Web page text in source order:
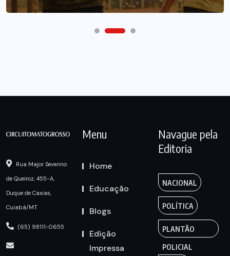
Rua Major Severino
de Queiroz, 455-A,
Duque de Caxias,
Cuiabá/MT
(65) 98111-0655
Menu
Home
Educação
Blogs
Edição
Impressa
Navague pela
Editoria
NACIONAL
POLÍTICA
PLANTÃO
POLICIAL